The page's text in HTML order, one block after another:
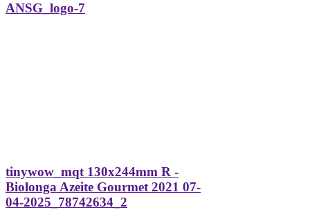
ANSG_logo-7
tinywow_mqt 130x244mm R -
Biolonga Azeite Gourmet 2021 07-
04-2025_78742634_2